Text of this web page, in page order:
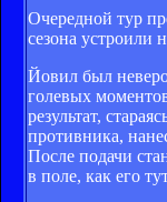
Очередной тур
сезона устроили
Йовил был
голевых
результат,
противника,
После подачи
в поле, как его